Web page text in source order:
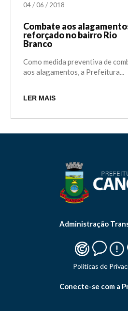
04 /06 /2018
Combate aos
reforçado no bairro Rio
Branco
Como medida preventiva de
aos alagamentos, a Prefeitura...
LER MAIS
Administração
Politicas de
Conecte-se com a